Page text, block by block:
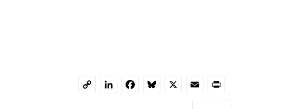
CopyLinkedInFacebookBluesky
X EmailPrint